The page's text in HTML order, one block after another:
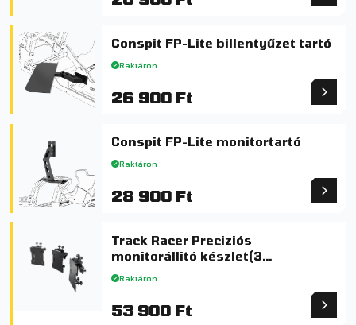
Conspit FP-Lite billentyűzet tartó
Raktáron
26 900 Ft
Conspit FP-Lite monitortartó
Raktáron
28 900 Ft
Track Racer Preciziós
monitorállitó készlet(3
monitorhoz)
Raktáron
53 900 Ft